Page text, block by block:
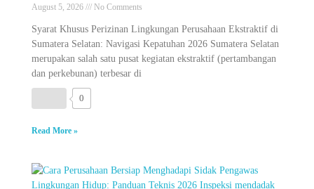
August 5, 2026 No Comments
Syarat Khusus Perizinan Lingkungan Perusahaan Ekstraktif di
Sumatera Selatan: Navigasi Kepatuhan 2026 Sumatera Selatan
merupakan salah satu pusat kegiatan ekstraktif (pertambangan
dan perkebunan) terbesar di
0
Read More »